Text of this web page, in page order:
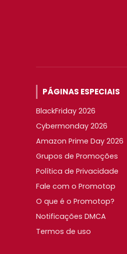
PÁGINAS ESPECIAIS
BlackFriday 2026
Cybermonday 2026
Amazon Prime Day 2026
Grupos de Promoções
Política de Privacidade
Fale com o Promotop
O que é o Promotop?
Notificações DMCA
Termos de uso